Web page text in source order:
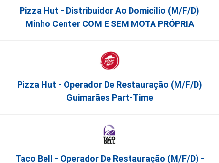
Pizza Hut - Distribuidor Ao Domicílio (m/f/d)
Minho Center COM E SEM MOTA PRÓPRIA
Pizza Hut - Operador De Restauração (m/f/d)
Guimarães Part-Time
Taco Bell - Operador De Restauração (m/f/d) -